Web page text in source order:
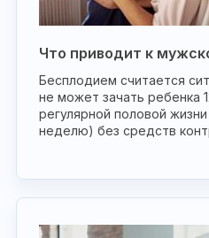
Что приводит к
Бесплодием считается
не может зачать ребенка
регулярной половой
неделю) без средств